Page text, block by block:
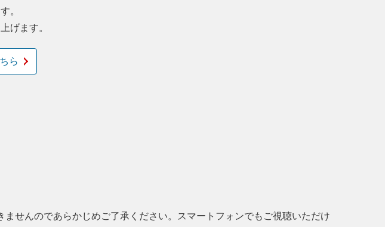
。
げます。
ら
せんのであらかじめご了承ください。スマートフォンでもご視聴いただけ